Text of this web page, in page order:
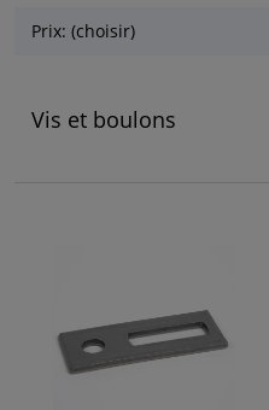
Prix: (choisir)
Vis et boulons